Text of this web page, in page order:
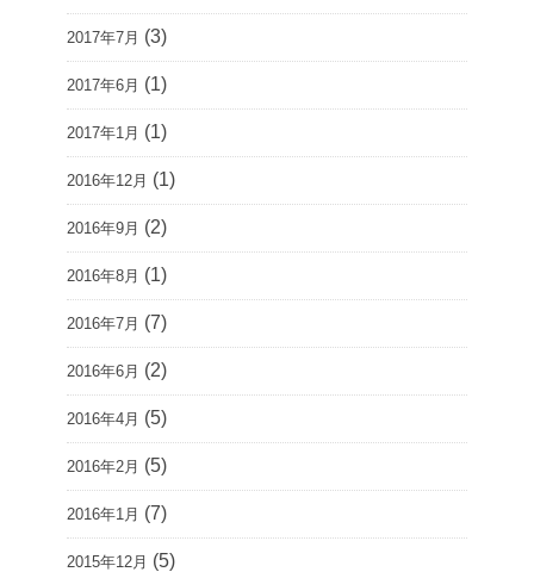
2017年7月 (3)
2017年6月 (1)
2017年1月 (1)
2016年12月 (1)
2016年9月 (2)
2016年8月 (1)
2016年7月 (7)
2016年6月 (2)
2016年4月 (5)
2016年2月 (5)
2016年1月 (7)
2015年12月 (5)